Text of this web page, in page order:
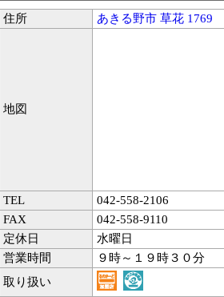
住所 あきる野市 草花 1769
地図
TEL
042-558-2106
FAX
042-558-9110
定休日
水曜日
営業時間
９時～１９時３０分
取り扱い